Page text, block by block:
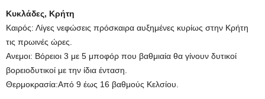
Κυκλάδες, Κρήτη
Καιρός: Λίγες νεφώσεις πρόσκαιρα αυξημένες κυρίως στην Κρήτη
τις πρωινές ώρες.
Ανεμοι: Βόρειοι 3 με 5 μποφόρ που βαθμιαία θα γίνουν δυτικοί
βορειοδυτικοί με την ίδια ένταση.
Θερμοκρασία:Από 9 έως 16 βαθμούς Κελσίου.